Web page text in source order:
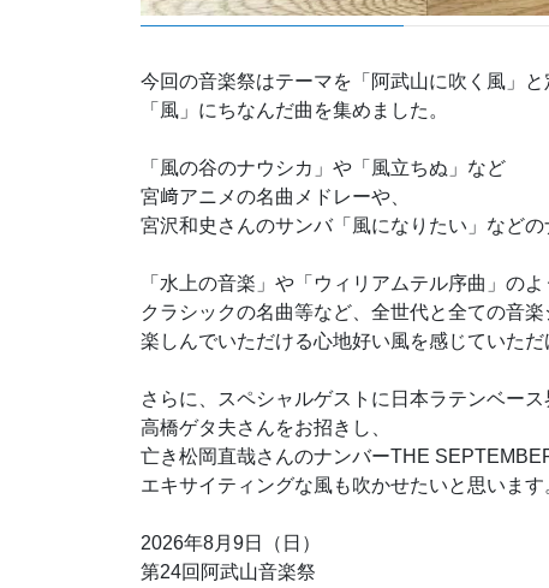
今回の音楽祭はテーマを「阿武山に吹く風」と
「風」にちなんだ曲を集めました。
「風の谷のナウシカ」や「風立ちぬ」など
宮﨑アニメの名曲メドレーや、
宮沢和史さんのサンバ「風になりたい」などの
「水上の音楽」や「ウィリアムテル序曲」のよ
クラシックの名曲等など、全世代と全ての音
楽しんでいただける心地好い風を感じていただ
さらに、スペシャルゲストに日本ラテンベー
高橋ゲタ夫さんをお招きし、
亡き松岡直哉さんのナンバーTHE
エキサイティングな風も吹かせたいと思います
2026年8月9日（日）
第24回阿武山音楽祭